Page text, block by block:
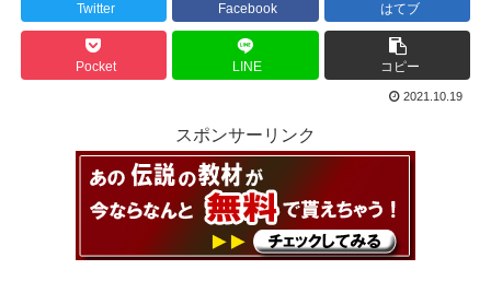
Twitter Facebook はてブ
Pocket LINE コピー
2021.10.19
スポンサーリンク